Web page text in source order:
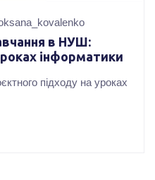
в НУШ:
інформатики
підходу на уроках